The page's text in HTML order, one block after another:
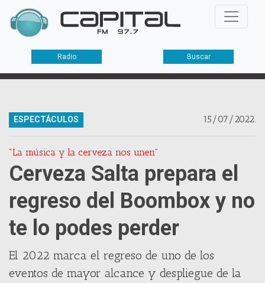
Radio Buscar
15/07/2022.
ESPECTÁCULOS
"La música y la cerveza nos unen"
Cerveza Salta prepara el
regreso del Boombox y no
te lo podes perder
El 2022 marca el regreso de uno de los
eventos de mayor alcance y despliegue de la